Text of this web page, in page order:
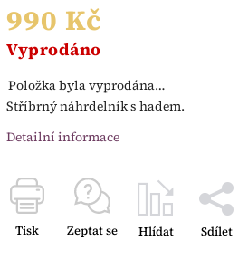
990 Kč
Vyprodáno
Položka byla vyprodána…
Stříbrný náhrdelník s hadem.
Detailní informace
Tisk Zeptat se Hlídat Sdílet